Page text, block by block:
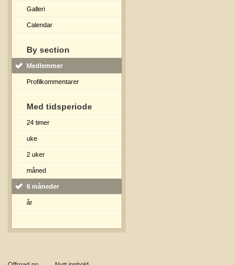
Galleri
Calendar
By section
Medlemmer
Profilkommentarer
Med tidsperiode
24 timer
uke
2 uker
måned
6 måneder
år